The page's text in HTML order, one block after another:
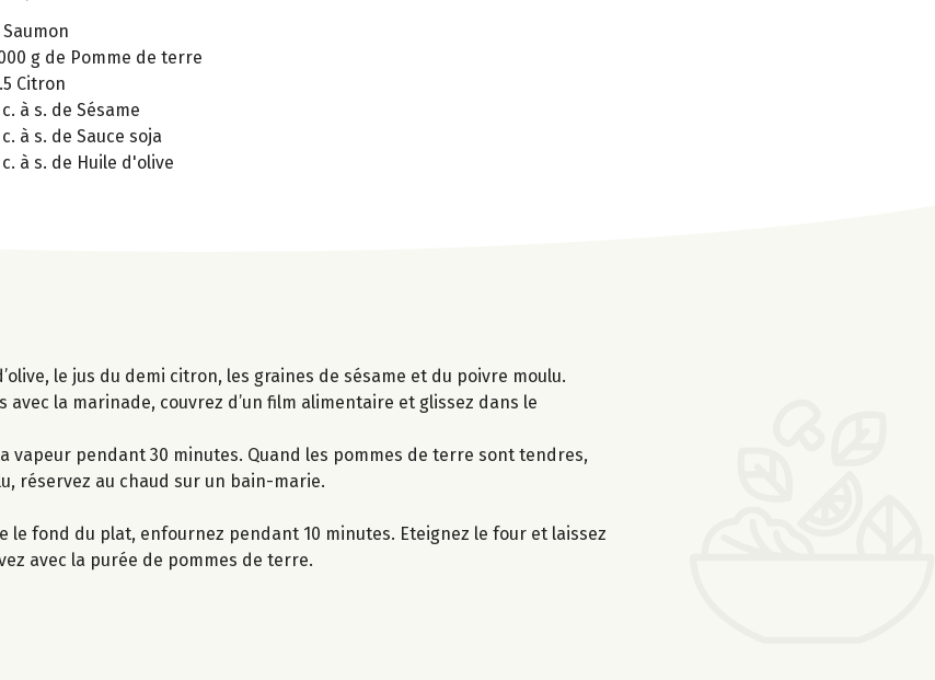
Saumon
g de Pomme de terre
Citron
à s. de Sésame
à s. de Sauce soja
c. à s. de Huile d'olive
le jus du demi citron, les graines de sésame et du poivre moulu.
la marinade, couvrez d’un film alimentaire et glissez dans le
vapeur pendant 30 minutes. Quand les pommes de terre sont tendres,
réservez au chaud sur un bain-marie.
le fond du plat, enfournez pendant 10 minutes. Eteignez le four et laissez
avec la purée de pommes de terre.